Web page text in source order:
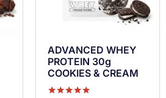
ADVANCED WHEY
PROTEIN 30g
COOKIES & CREAM